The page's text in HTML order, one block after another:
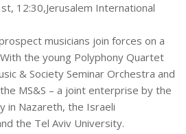
12:30,Jerusalem International
musicians join forces on a
the young Polyphony Quartet
& Society Seminar Orchestra and
MS&S – a joint enterprise by the
in Nazareth, the Israeli
the Tel Aviv University.